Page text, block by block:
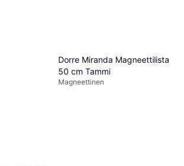
Dorre Miranda Magneettilista
50 cm Tammi
Magneettinen